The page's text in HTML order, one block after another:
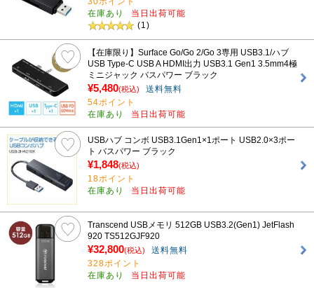
在庫あり
当日出荷可能
(1)
【在庫限り】Surface Go/Go 2/Go 3専用 USB3.1/ハブ
USB Type-C USB A HDMI出力 USB3.1 Gen1 3.5mm4極
ミニジャック バスパワー ブラック
¥5,480(税込)
送料無料
54ポイント
在庫あり
当日出荷可能
USBハブ コンボ USB3.1Gen1×1ポート USB2.0×3ポー
ト バスパワー ブラック
¥1,848(税込)
18ポイント
在庫あり
当日出荷可能
Transcend USBメモリ 512GB USB3.2(Gen1) JetFlash
920 TS512GJF920
¥32,800(税込)
送料無料
328ポイント
在庫あり
当日出荷可能